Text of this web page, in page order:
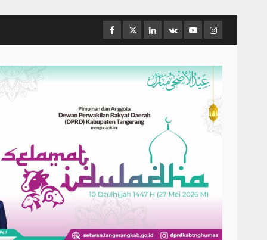
Facebook
TwitterLinkedin
VK YoutubeInstagram